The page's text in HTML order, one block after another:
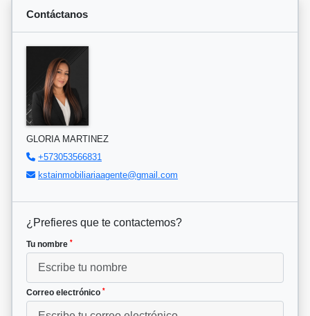
Contáctanos
GLORIA MARTINEZ
+573053566831
kstainmobiliariaagente@gmail.com
¿Prefieres que te contactemos?
Tu nombre *
Correo electrónico *